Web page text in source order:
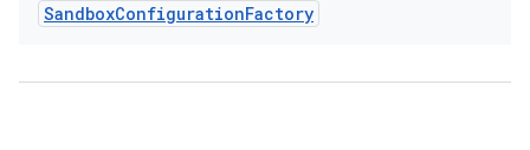
SandboxConfigurationFactory